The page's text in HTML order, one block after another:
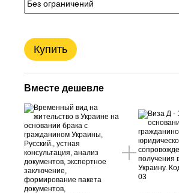
Купить
Вместе дешевле